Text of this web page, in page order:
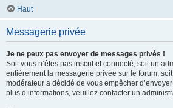
Haut
Messagerie privée
Je ne peux pas envoyer de messages privés !
Soit vous n’êtes pas inscrit et connecté, soit un
entièrement la messagerie privée sur le forum,
modérateur a décidé de vous empêcher
plus d’informations, veuillez contacter un